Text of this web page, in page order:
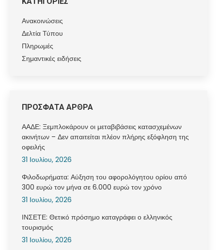
Ανακοινώσεις
Δελτία Τύπου
Πληρωμές
Σημαντικές ειδήσεις
ΠΡΟΣΦΑΤΑ ΑΡΘΡΑ
ΑΑΔΕ: Ξεμπλοκάρουν οι μεταβιβάσεις κατασχεμένων
ακινήτων – Δεν απαιτείται πλέον πλήρης εξόφληση της
οφειλής
31 Ιουλίου, 2026
Φιλοδωρήματα: Αύξηση του αφορολόγητου ορίου από
300 ευρώ τον μήνα σε 6.000 ευρώ τον χρόνο
31 Ιουλίου, 2026
ΙΝΣΕΤΕ: Θετικό πρόσημο καταγράφει ο ελληνικός
τουρισμός
31 Ιουλίου, 2026